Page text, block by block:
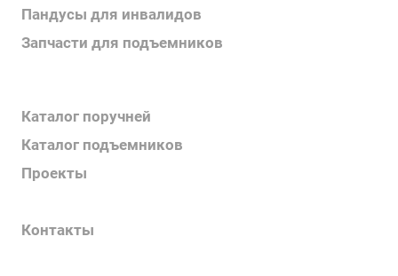
Пандусы для инвалидов
Запчасти для подъемников
Каталог поручней
Каталог подъемников
Проекты
Контакты